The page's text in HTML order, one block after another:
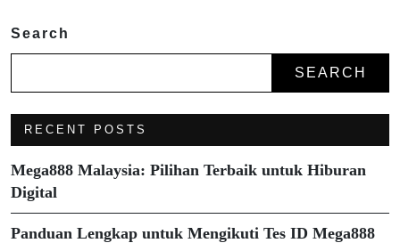
Search
SEARCH
RECENT POSTS
Mega888 Malaysia: Pilihan Terbaik untuk Hiburan
Digital
Panduan Lengkap untuk Mengikuti Tes ID Mega888